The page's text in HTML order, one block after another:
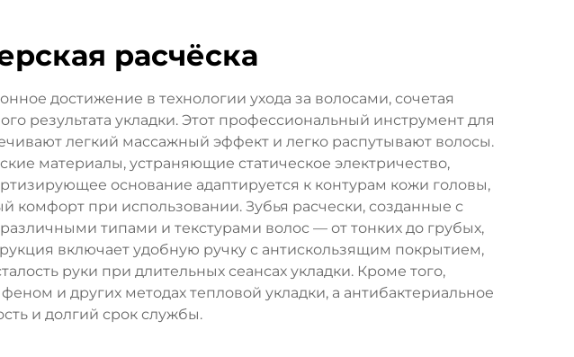
расчёска
достижение в технологии ухода за волосами, сочетая
результата укладки. Этот профессиональный инструмент для
легкий массажный эффект и легко распутывают волосы.
материалы, устраняющие статическое электричество,
основание адаптируется к контурам кожи головы,
при использовании. Зубья расчески, созданные с
типами и текстурами волос — от тонких до грубых,
включает удобную ручку с антискользящим покрытием,
руки при длительных сеансах укладки. Кроме того,
и других методах тепловой укладки, а антибактериальное
и долгий срок службы.